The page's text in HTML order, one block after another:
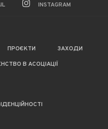
INSTAGRAM
ПРОЄКТИ
ЗАХОДИ
В АСОЦІАЦІЇ